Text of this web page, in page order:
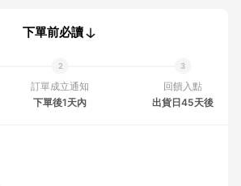
下單前必讀
訂單成立通知
下單後1天內
回饋入點
出貨日45天後